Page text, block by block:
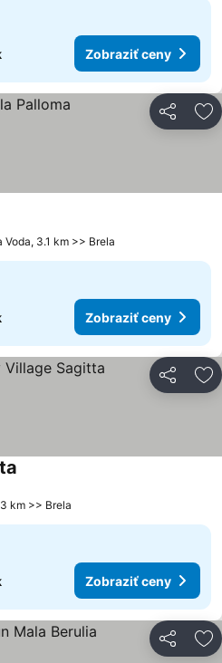
Zobraziť ceny
Zdieľať
Voda, 3.1 km >> Brela
Zobraziť ceny
Zdieľať
km >> Brela
Zobraziť ceny
Zdieľať